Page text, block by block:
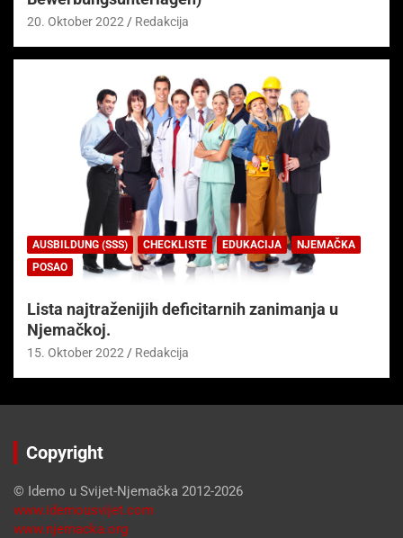
20. Oktober 2022 Redakcija
AUSBILDUNG (SSS) CHECKLISTE EDUKACIJA
NJEMAČKA
POSAO
Lista najtraženijih deficitarnih zanimanja u
Njemačkoj.
15. Oktober 2022 Redakcija
Copyright
© Idemo u Svijet-Njemačka 2012-2026
www.idemousvijet.com
www.njemacka.org